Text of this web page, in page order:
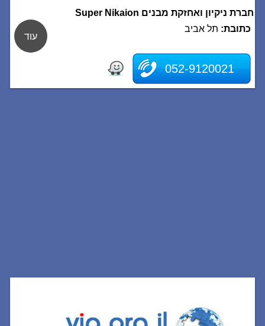
חברת ניקיון ואחזקת מבנים Super Nikaion
כתובת: תל אביב
052-9120021
עוד